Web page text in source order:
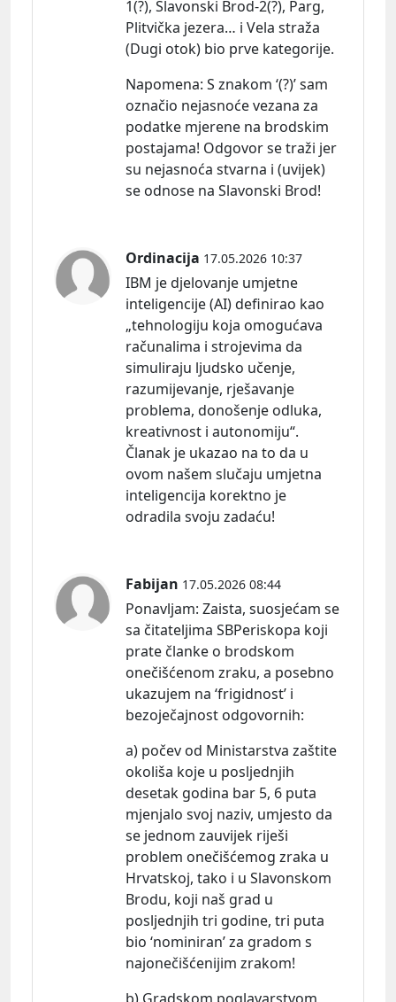
1(?), Slavonski Brod-2(?), Parg,
Plitvička jezera… i Vela straža
(Dugi otok) bio prve kategorije.
Napomena: S znakom ‘(?)’ sam
označio nejasnoće vezana za
podatke mjerene na brodskim
postajama! Odgovor se traži jer
su nejasnoća stvarna i (uvijek)
se odnose na Slavonski Brod!
Ordinacija 17.05.2026 10:37
IBM je djelovanje umjetne
inteligencije (AI) definirao kao
„tehnologiju koja omogućava
računalima i strojevima da
simuliraju ljudsko učenje,
razumijevanje, rješavanje
problema, donošenje odluka,
kreativnost i autonomiju“.
Članak je ukazao na to da u
ovom našem slučaju umjetna
inteligencija korektno je
odradila svoju zadaću!
Fabijan 17.05.2026 08:44
Ponavljam: Zaista, suosjećam se
sa čitateljima SBPeriskopa koji
prate članke o brodskom
onečišćenom zraku, a posebno
ukazujem na ‘frigidnost’ i
bezoječajnost odgovornih:
a) počev od Ministarstva zaštite
okoliša koje u posljednjih
desetak godina bar 5, 6 puta
mjenjalo svoj naziv, umjesto da
se jednom zauvijek riješi
problem onečišćemog zraka u
Hrvatskoj, tako i u Slavonskom
Brodu, koji naš grad u
posljednjih tri godine, tri puta
bio ‘nominiran’ za gradom s
najonečišćenijim zrakom!